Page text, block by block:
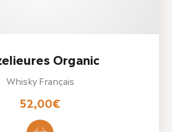
Organic
Whisky Français
52,00€